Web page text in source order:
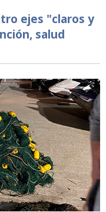
ejes "claros y
salud